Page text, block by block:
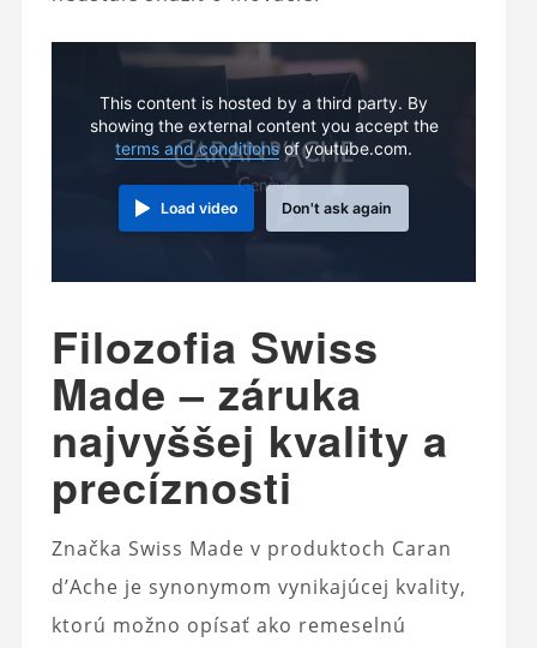
This content is hosted by a third party. By
showing the external content you accept the
terms and conditionsof youtube.com.
Load video Don't ask again
Filozofia Swiss
Made – záruka
najvyššej kvality a
precíznosti
Značka Swiss Made v produktoch Caran
d’Ache je synonymom vynikajúcej kvality,
ktorú možno opísať ako remeselnú